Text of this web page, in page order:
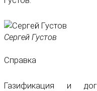
Сергей Густов
Справка
Газификация и